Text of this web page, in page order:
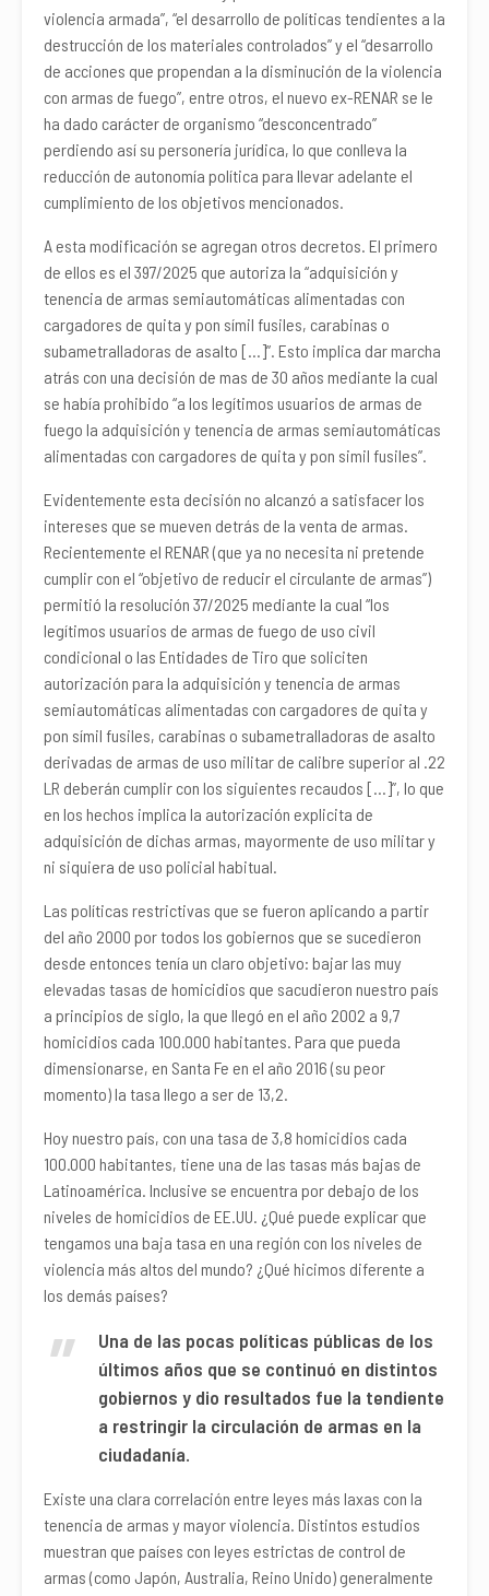
violencia armada”, “el desarrollo de políticas tendientes a la
destrucción de los materiales controlados” y el “desarrollo
de acciones que propendan a la disminución de la violencia
con armas de fuego”, entre otros, el nuevo ex-RENAR se le
ha dado carácter de organismo “desconcentrado”
perdiendo así su personería jurídica, lo que conlleva la
reducción de autonomía política para llevar adelante el
cumplimiento de los objetivos mencionados.
A esta modificación se agregan otros decretos. El primero
de ellos es el 397/2025 que autoriza la “adquisición y
tenencia de armas semiautomáticas alimentadas con
cargadores de quita y pon símil fusiles, carabinas o
subametralladoras de asalto […]”. Esto implica dar marcha
atrás con una decisión de mas de 30 años mediante la cual
se había prohibido “a los legítimos usuarios de armas de
fuego la adquisición y tenencia de armas semiautomáticas
alimentadas con cargadores de quita y pon simil fusiles”.
Evidentemente esta decisión no alcanzó a satisfacer los
intereses que se mueven detrás de la venta de armas.
Recientemente el RENAR (que ya no necesita ni pretende
cumplir con el “objetivo de reducir el circulante de armas”)
permitió la resolución 37/2025 mediante la cual “los
legítimos usuarios de armas de fuego de uso civil
condicional o las Entidades de Tiro que soliciten
autorización para la adquisición y tenencia de armas
semiautomáticas alimentadas con cargadores de quita y
pon símil fusiles, carabinas o subametralladoras de asalto
derivadas de armas de uso militar de calibre superior al .22
LR deberán cumplir con los siguientes recaudos […]”, lo que
en los hechos implica la autorización explicita de
adquisición de dichas armas, mayormente de uso militar y
ni siquiera de uso policial habitual.
Las políticas restrictivas que se fueron aplicando a partir
del año 2000 por todos los gobiernos que se sucedieron
desde entonces tenía un claro objetivo: bajar las muy
elevadas tasas de homicidios que sacudieron nuestro país
a principios de siglo, la que llegó en el año 2002 a 9,7
homicidios cada 100.000 habitantes. Para que pueda
dimensionarse, en Santa Fe en el año 2016 (su peor
momento) la tasa llego a ser de 13,2.
Hoy nuestro país, con una tasa de 3,8 homicidios cada
100.000 habitantes, tiene una de las tasas más bajas de
Latinoamérica. Inclusive se encuentra por debajo de los
niveles de homicidios de EE.UU. ¿Qué puede explicar que
tengamos una baja tasa en una región con los niveles de
violencia más altos del mundo? ¿Qué hicimos diferente a
los demás países?
Una de las pocas políticas públicas de los
últimos años que se continuó en distintos
gobiernos y dio resultados fue la tendiente
a restringir la circulación de armas en la
ciudadanía.
Existe una clara correlación entre leyes más laxas con la
tenencia de armas y mayor violencia. Distintos estudios
muestran que países con leyes estrictas de control de
armas (como Japón, Australia, Reino Unido) generalmente